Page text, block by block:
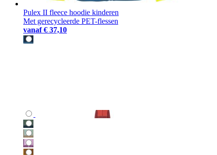
Pulex II fleece hoodie kinderen
Met gerecycleerde PET-flessen
vanaf € 37,10